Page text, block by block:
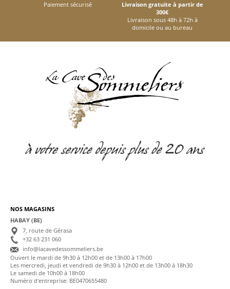
Paiement sécurisé
Livraison gratuite à partir de
300€
Livraison sous 48h à 72h à
domicile ou au bureau
NOS MAGASINS
HABAY (BE)
7, route de Gérasa
+32 63 231 060
info@lacavedessommeliers.be
Ouvert le mardi de 9h30 à 12h00 et de 13h00 à 17h00
Les mercredi, jeudi et vendredi de 9h30 à 12h00 et de 13h00 à 18h30
Le samedi de 10h00 à 18h00
Numéro d'entreprise: BE0470655480